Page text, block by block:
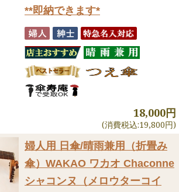
**即納できます*
18,000円
(消費税込:19,800円)
婦人用 日傘/晴雨兼用（折畳み
傘） WAKAO ワカオ Chaconne
シャコンヌ（メロウターコイ